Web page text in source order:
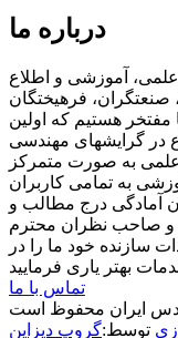
درباره ما
آموزشی و اطلاع
فرهیختگان
هستیم که اولین
در گرایشهای مهندسی
به صورت متمرکز
به تمامی کاربران
آمادگی درج مطالب و
و صاحب نظران محترم
سازنده خود ما را در
تماس با ما
ایران محفوظ است
توسط:گروپ دیزاین